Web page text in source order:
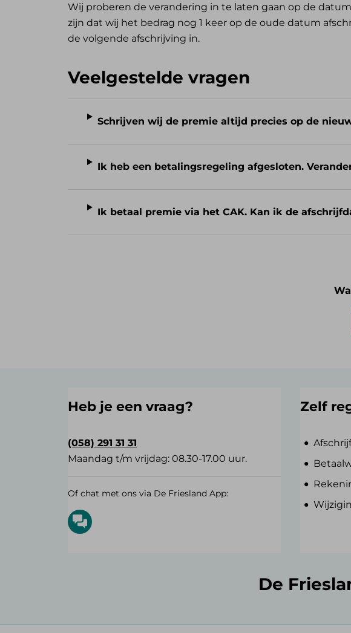
Wij proberen de verandering in te laten gaan op de
zijn dat wij het bedrag nog 1 keer op de oude datum
de volgende afschrijving in.
Veelgestelde vragen
Schrijven wij de premie altijd precies op de
Ik heb een betalingsregeling afgesloten.
Ik betaal premie via het CAK. Kan ik de
Heb je een vraag?
(058) 291 31 31
Maandag t/m vrijdag: 08.30-17.00 uur.
Of chat met ons via De Friesland App:
Zelf
De